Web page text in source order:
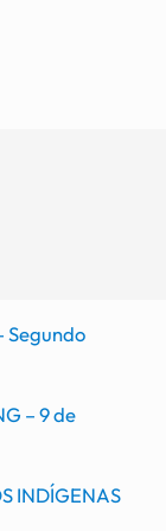
Segundo
– 9 de
INDÍGENAS